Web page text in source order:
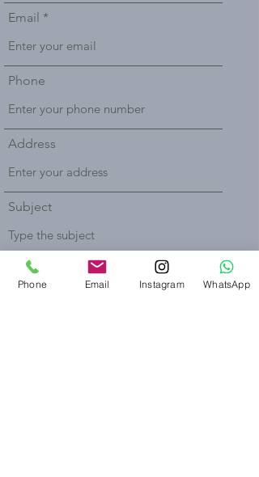
Email
Phone
Address
Subject
Message
Phone Email Instagram WhatsApp